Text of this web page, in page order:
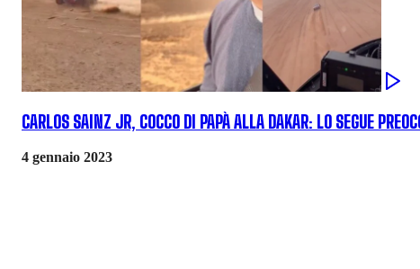
CARLOS SAINZ JR, COCCO DI PAPÀ ALLA DAKAR: LO SEGUE
4 gennaio 2023